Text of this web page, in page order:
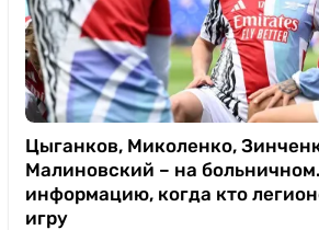
Цыганков, Миколенко,
Малиновский – на
информацию, когда кто
игру